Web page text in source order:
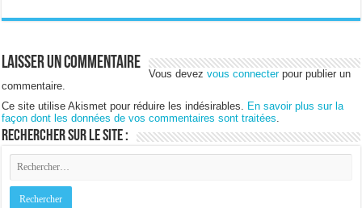
Laisser un commentaire
Vous devezvous connecterpour publier un
commentaire.
Ce site utilise Akismet pour réduire les indésirables.
En savoir plus sur la
façon dont les données de vos commentaires sont traitées
Rechercher sur le site :